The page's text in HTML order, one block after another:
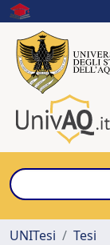
UNITesi
Tesi